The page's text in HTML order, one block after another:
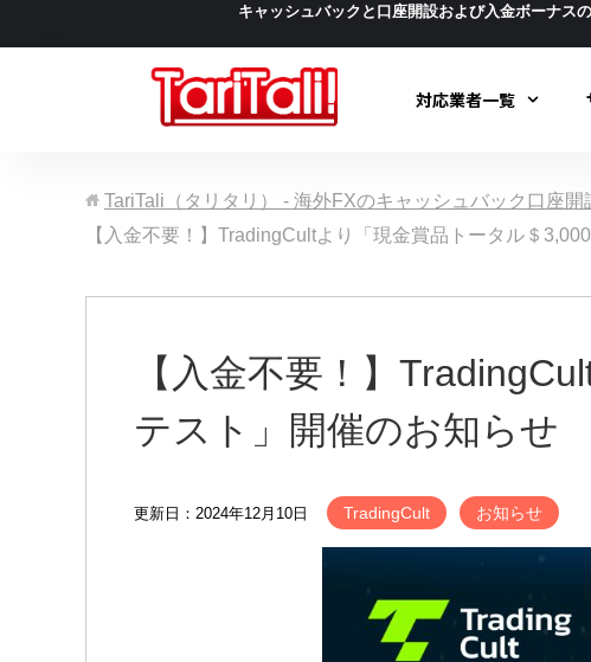
キャッシュバックと口座開設および入金ボーナス
対応業者一覧
TariTali（タリタリ） - 海外FXのキャッシュバック口座開
【入金不要！】TradingCultより「現金賞品トータル＄
【入金不要！】
テスト」開催のお知らせ
更新日：2024年12月10日 TradingCult お知らせ